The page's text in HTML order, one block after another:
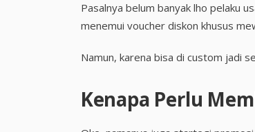
Pasalnya belum banyak lho pelaku
menemui voucher diskon khusus
Namun, karena bisa di custom jadi
Kenapa Perlu